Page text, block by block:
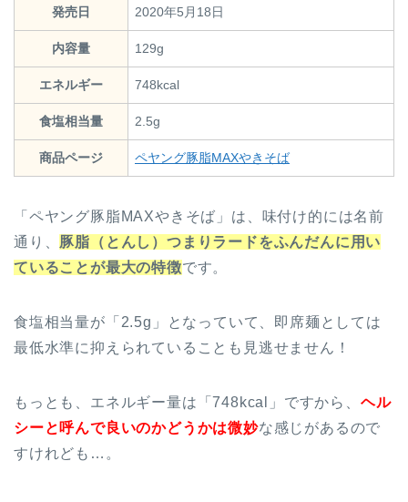
発売日 2020年5月18日
内容量 129g
エネルギー 748kcal
食塩相当量 2.5g
商品ページ ペヤング豚脂MAXやきそば
「ペヤング豚脂MAXやきそば」は、味付け的には名前
通り、 豚脂（とんし）つまりラードをふんだんに用い
ていることが最大の特徴です。
食塩相当量が「2.5g」となっていて、即席麺としては
最低水準に抑えられていることも見逃せません！
もっとも、エネルギー量は「748kcal」ですから、 ヘル
シーと呼んで良いのかどうかは微妙な感じがあるので
すけれども…。